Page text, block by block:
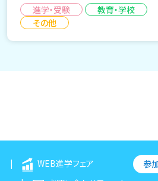
進学・受験
教育・学校
その他
WEB進学フェア
参